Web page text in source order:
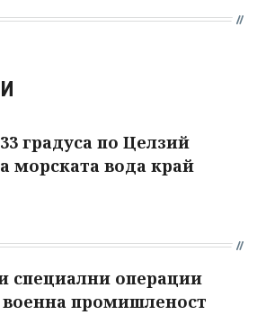
градуса по Целзий
морската вода край
специални операции
военна промишленост